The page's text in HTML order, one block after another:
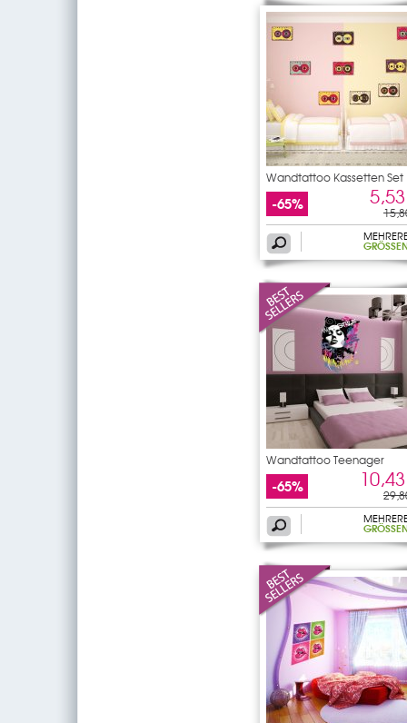
Wandtattoo Kassetten Set
-65%
GRÖSSEN
Wandtattoo Teenager
-65%
GRÖSSEN